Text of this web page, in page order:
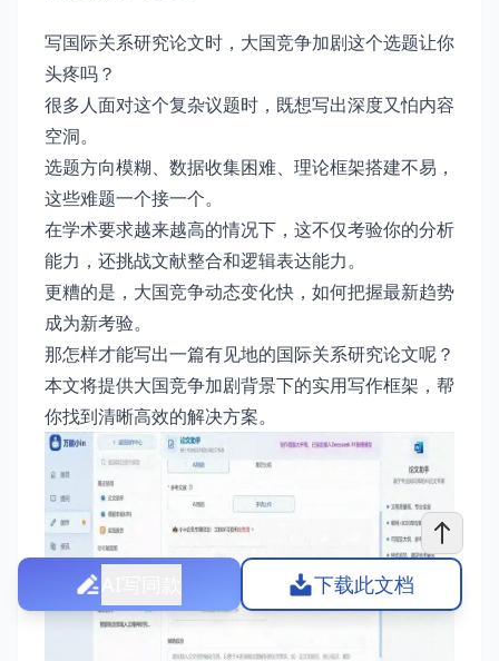
写国际关系研究论文时，大国竞争加剧这个选题让你
头疼吗？
很多人面对这个复杂议题时，既想写出深度又怕内容
空洞。
选题方向模糊、数据收集困难、理论框架搭建不易，
这些难题一个接一个。
在学术要求越来越高的情况下，这不仅考验你的分析
能力，还挑战文献整合和逻辑表达能力。
更糟的是，大国竞争动态变化快，如何把握最新趋势
成为新考验。
那怎样才能写出一篇有见地的国际关系研究论文呢？
本文将提供大国竞争加剧背景下的实用写作框架，帮
你找到清晰高效的解决方案。
下载此文档